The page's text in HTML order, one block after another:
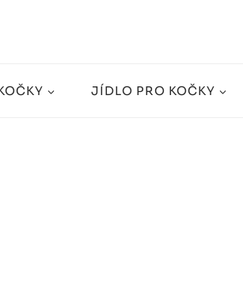
JÍDLO PRO KOČKY